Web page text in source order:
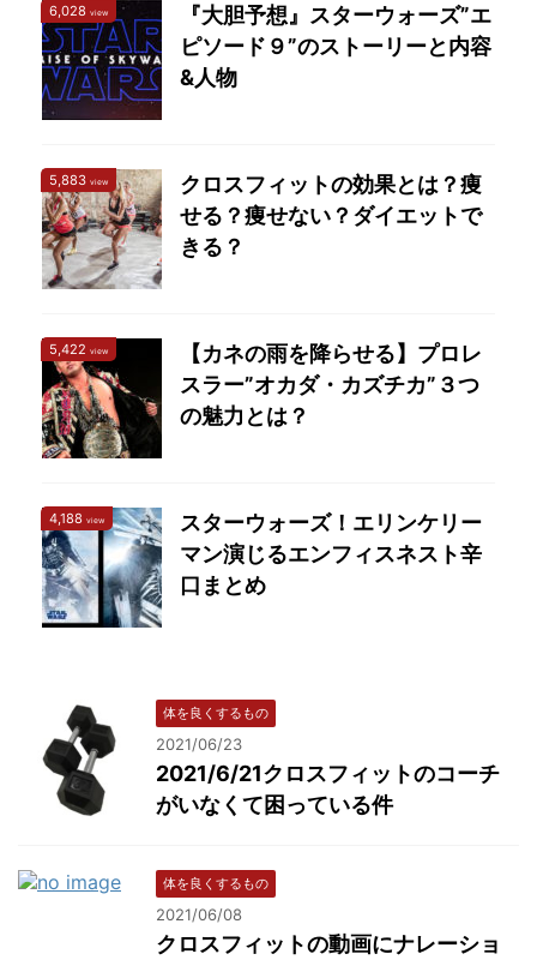
6,028 view
『大胆予想』スターウォーズ”エ
ピソード９”のストーリーと内容
&人物
5,883 view
クロスフィットの効果とは？痩
せる？痩せない？ダイエットで
きる？
5,422 view
【カネの雨を降らせる】プロレ
スラー”オカダ・カズチカ”３つ
の魅力とは？
4,188 view
スターウォーズ！エリンケリー
マン演じるエンフィスネスト辛
口まとめ
体を良くするもの
2021/06/23
2021/6/21クロスフィットのコーチ
がいなくて困っている件
体を良くするもの
2021/06/08
クロスフィットの動画にナレーショ